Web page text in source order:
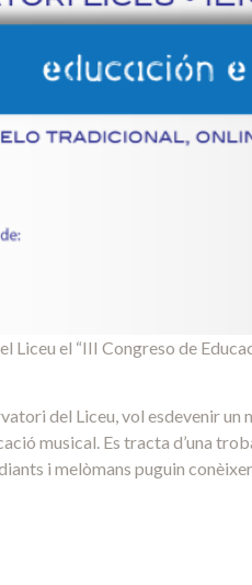
el “III Congreso de
del Liceu, vol esdevenir
musical. Es tracta d’una
i melòmans puguin